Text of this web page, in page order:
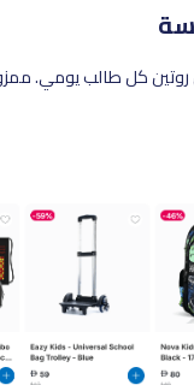
كل طالب يومي.